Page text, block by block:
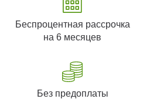
Беспроцентная рассрочка
на 6 месяцев
Без предоплаты